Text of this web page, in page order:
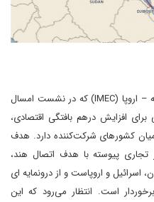
کریدور هند – خاورمیانه – اروپا (IMEC) که در نشست امسال
برای افزایش درهم بافتگی اقتصادی،
کشورهای شرکت‌کننده دارد. هدف
پیوسته با هدف اتصال هند،
اسرائیل و اروپاست و از درونمایه ای
است. انتظار می‌رود که این